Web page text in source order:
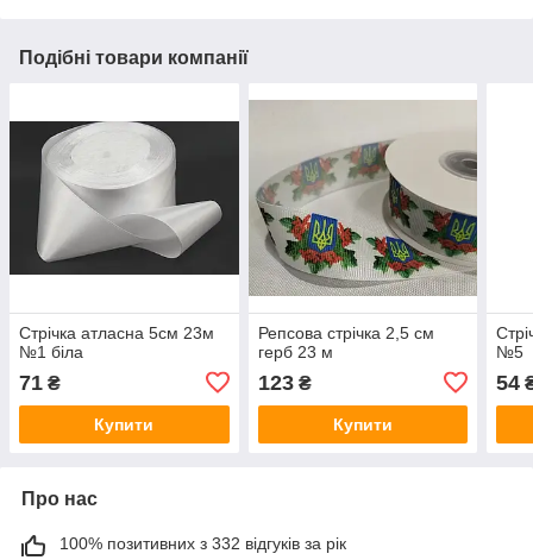
Подібні товари компанії
Стрічка атласна 5см 23м
№1 біла
71 ₴
Купити
Репсова стрічка 2,5 см
герб 23 м
123₴
Купити
№5
54
Про нас
100% позитивних з 332 відгуків за рік